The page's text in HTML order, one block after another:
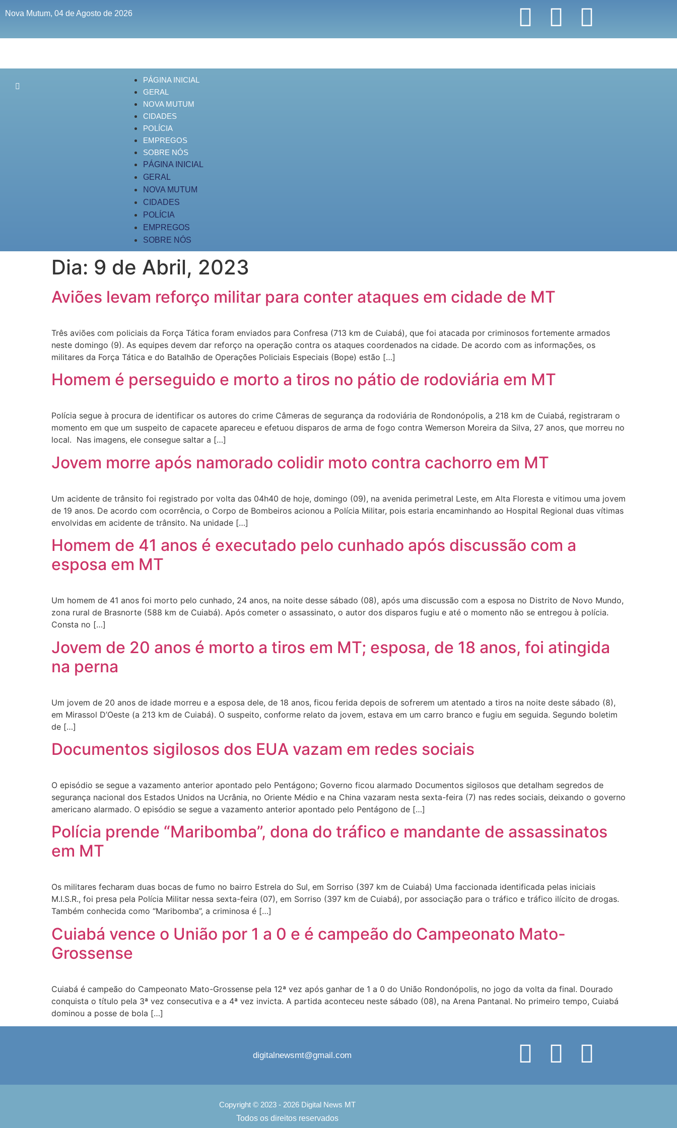
Nova Mutum, 04 de Agosto de 2026
PÁGINA INICIAL
GERAL
NOVA MUTUM
CIDADES
POLÍCIA
EMPREGOS
SOBRE NÓS
PÁGINA INICIAL
GERAL
NOVA MUTUM
CIDADES
POLÍCIA
EMPREGOS
SOBRE NÓS
Dia: 9 de Abril, 2023
Aviões levam reforço militar para conter ataques em cidade de MT
Três aviões com policiais da Força Tática foram enviados para Confresa (713 km de Cuiabá), que foi atacada por criminosos fortemente armados
neste domingo (9). As equipes devem dar reforço na operação contra os ataques coordenados na cidade. De acordo com as informações, os
militares da Força Tática e do Batalhão de Operações Policiais Especiais (Bope) estão […]
Homem é perseguido e morto a tiros no pátio de rodoviária em MT
Polícia segue à procura de identificar os autores do crime Câmeras de segurança da rodoviária de Rondonópolis, a 218 km de Cuiabá, registraram o
momento em que um suspeito de capacete apareceu e efetuou disparos de arma de fogo contra Wemerson Moreira da Silva, 27 anos, que morreu no
local. Nas imagens, ele consegue saltar a […]
Jovem morre após namorado colidir moto contra cachorro em MT
Um acidente de trânsito foi registrado por volta das 04h40 de hoje, domingo (09), na avenida perimetral Leste, em Alta Floresta e vitimou uma jovem
de 19 anos. De acordo com ocorrência, o Corpo de Bombeiros acionou a Polícia Militar, pois estaria encaminhando ao Hospital Regional duas vítimas
envolvidas em acidente de trânsito. Na unidade […]
Homem de 41 anos é executado pelo cunhado após discussão com a
esposa em MT
Um homem de 41 anos foi morto pelo cunhado, 24 anos, na noite desse sábado (08), após uma discussão com a esposa no Distrito de Novo Mundo,
zona rural de Brasnorte (588 km de Cuiabá). Após cometer o assassinato, o autor dos disparos fugiu e até o momento não se entregou à polícia.
Consta no […]
Jovem de 20 anos é morto a tiros em MT; esposa, de 18 anos, foi atingida
na perna
Um jovem de 20 anos de idade morreu e a esposa dele, de 18 anos, ficou ferida depois de sofrerem um atentado a tiros na noite deste sábado (8),
em Mirassol D’Oeste (a 213 km de Cuiabá). O suspeito, conforme relato da jovem, estava em um carro branco e fugiu em seguida. Segundo boletim
de […]
Documentos sigilosos dos EUA vazam em redes sociais
O episódio se segue a vazamento anterior apontado pelo Pentágono; Governo ficou alarmado Documentos sigilosos que detalham segredos de
segurança nacional dos Estados Unidos na Ucrânia, no Oriente Médio e na China vazaram nesta sexta-feira (7) nas redes sociais, deixando o governo
americano alarmado. O episódio se segue a vazamento anterior apontado pelo Pentágono de […]
Polícia prende “Maribomba”, dona do tráfico e mandante de assassinatos
em MT
Os militares fecharam duas bocas de fumo no bairro Estrela do Sul, em Sorriso (397 km de Cuiabá) Uma faccionada identificada pelas iniciais
M.I.S.R., foi presa pela Polícia Militar nessa sexta-feira (07), em Sorriso (397 km de Cuiabá), por associação para o tráfico e tráfico ilícito de drogas.
Também conhecida como “Maribomba”, a criminosa é […]
Cuiabá vence o União por 1 a 0 e é campeão do Campeonato Mato-
Grossense
Cuiabá é campeão do Campeonato Mato-Grossense pela 12ª vez após ganhar de 1 a 0 do União Rondonópolis, no jogo da volta da final. Dourado
conquista o título pela 3ª vez consecutiva e a 4ª vez invicta. A partida aconteceu neste sábado (08), na Arena Pantanal. No primeiro tempo, Cuiabá
dominou a posse de bola […]
digitalnewsmt@gmail.com
Copyright © 2023 - 2026 Digital News MT
Todos os direitos reservados